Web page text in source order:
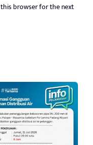
this browser for the next